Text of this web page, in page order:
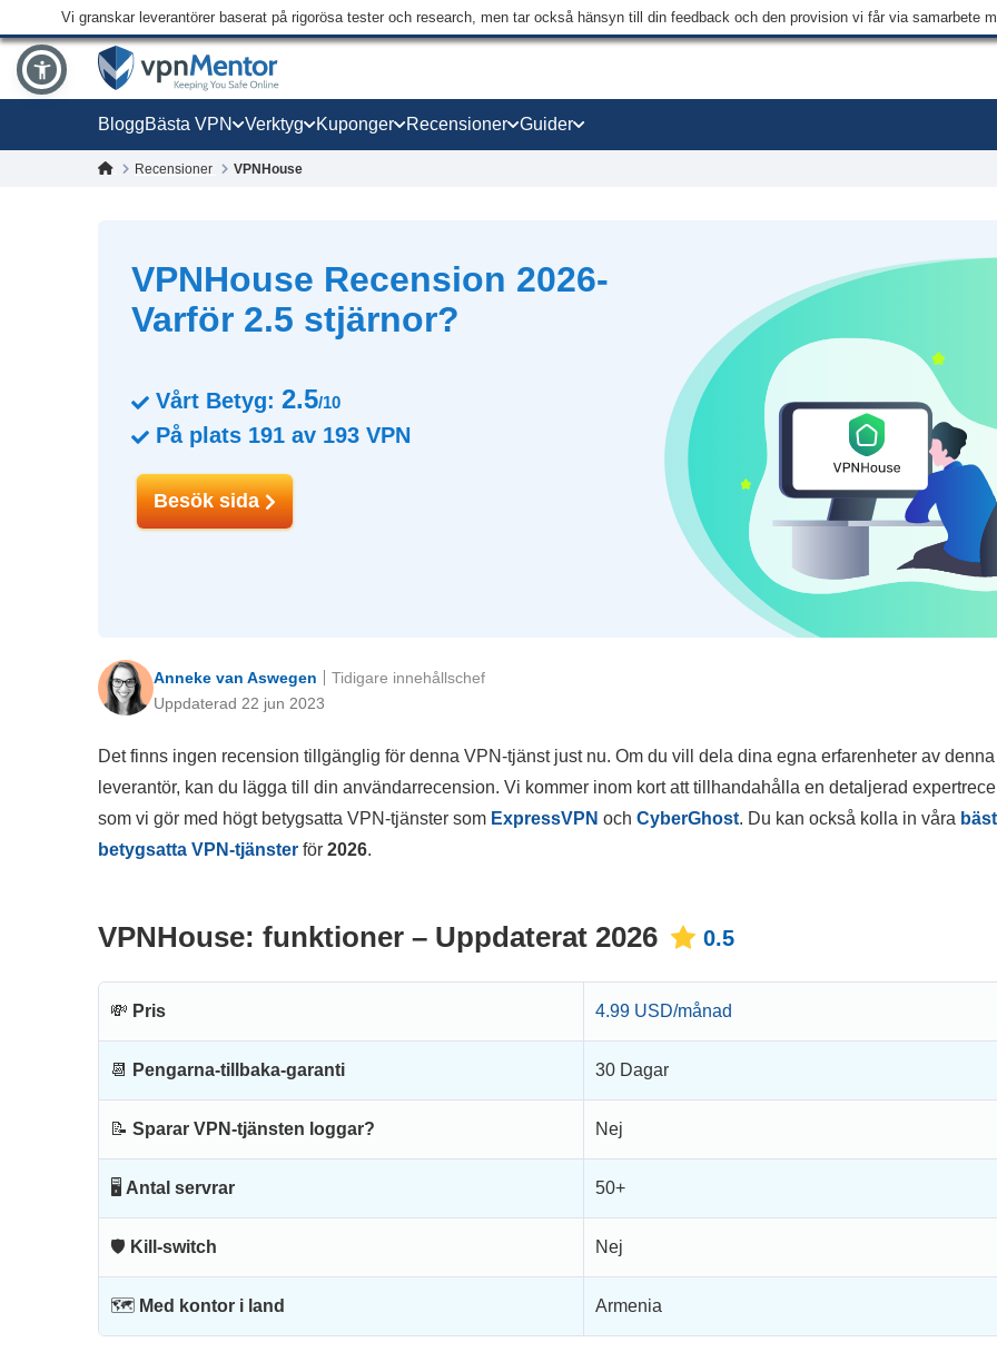
Vi granskar leverantörer baserat på rigorösa tester och research, men tar också hänsyn till din feedback och den provision vi får via samarbete
BloggBästa VPN Verktyg Kuponger Recensioner Guider
Recensioner VPNHouse
VPNHouse Recension 2026-
Varför 2.5 stjärnor?
Vårt Betyg: 2.5/10
På plats 191 av 193 VPN
Besök sida
Anneke van Aswegen
Uppdaterad 22 jun 2023
Tidigare innehållschef
Det finns ingen recension tillgänglig för denna VPN-tjänst just nu. Om du vill dela dina egna erfarenheter av
leverantör, kan du lägga till din användarrecension. Vi kommer inom kort att tillhandahålla en detaljerad
som vi gör med högt betygsatta VPN-tjänster som ExpressVPN och CyberGhost. Du kan också kolla in våra bäst
betygsatta VPN-tjänster för 2026.
VPNHouse: funktioner – Uppdaterat 2026 0.5
💸 Pris 4.99 USD/månad
📆 Pengarna-tillbaka-garanti 30 Dagar
📝 Sparar VPN-tjänsten loggar? Nej
🖥 Antal servrar 50+
🛡 Kill-switch Nej
🗺 Med kontor i land Armenia